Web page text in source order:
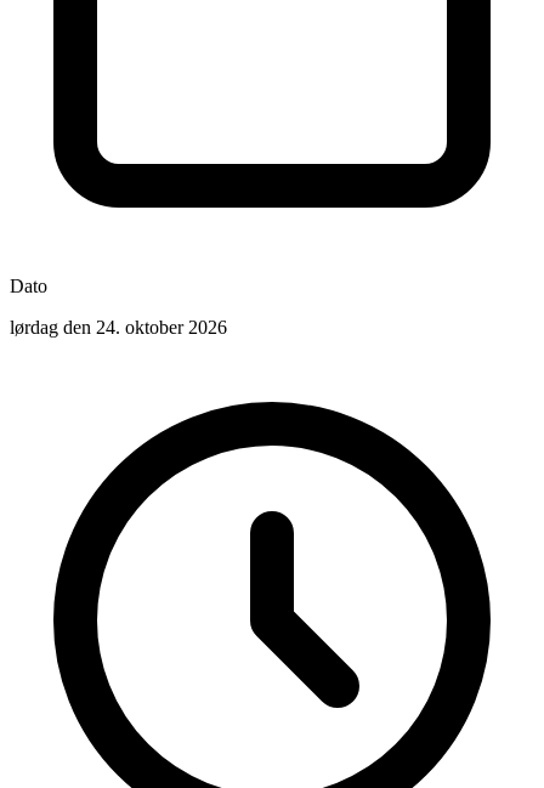
Dato
lørdag den 24. oktober 2026